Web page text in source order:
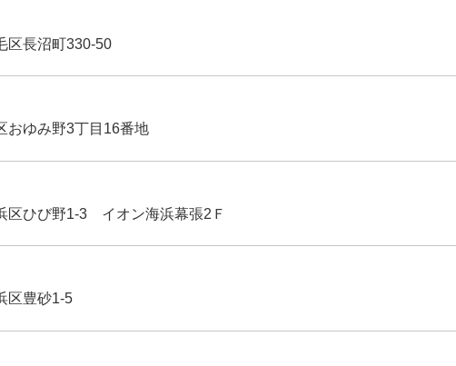
区長沼町330-50
ゆみ野3丁目16番地
ひび野1-3 イオン海浜幕張2Ｆ
区豊砂1-5